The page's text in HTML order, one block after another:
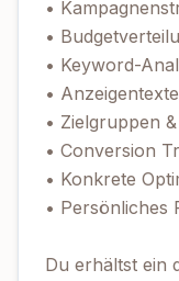
•
•
• Keyword-
•
• Zielgruppen
• Conversion
• Konkrete
• Persönliches
Du erhältst ein